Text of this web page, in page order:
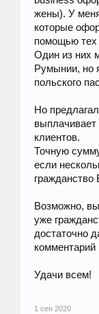
жены). У
которые
помощью тех
Один из них
Румынии, но
польского
Но
клиентов.
Точную
если
гражданство
Возможно,
уже
достаточно
комментарий
Удачи всем!
1 сен 2020